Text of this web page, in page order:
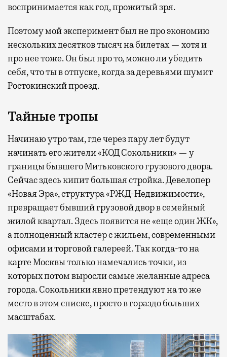
воспринимается как год, прожитый зря.
Поэтому мой эксперимент был не про экономию
нескольких десятков тысяч на билетах — хотя и
про нее тоже. Он был про то, можно ли убедить
себя, что ты в отпуске, когда за деревьями шумит
Ростокинский проезд.
Тайные тропы
Начинаю утро там, где через пару лет будут
начинать его жители «КОД Сокольники» — у
границы бывшего Митьковского грузового двора.
Сейчас здесь кипит большая стройка. Девелопер
«Новая Эра», структура «РЖД-Недвижимости»,
превращает бывший грузовой двор в семейный
жилой квартал. Здесь появится не «еще один ЖК»,
а полноценный кластер с жильем, современными
офисами и торговой галереей. Так когда-то на
карте Москвы только намечались точки, из
которых потом выросли самые желанные адреса
города. Сокольники явно претендуют на то же
место в этом списке, просто в гораздо больших
масштабах.